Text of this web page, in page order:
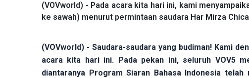
(VOVworld) - Pada acara kita hari ini, kami
ke sawah) menurut permintaan saudara Har Mirza
(VOVworld) - Saudara-saudara yang budiman! Kami
acara kita hari ini. Pada pekan ini, seluruh VOV5
diantaranya Program Siaran Bahasa Indonesia